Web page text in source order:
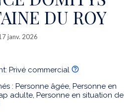
DU ROY
janv. 2026
Privé commercial
: Personne âgée, Personne en
adulte, Personne en situation de